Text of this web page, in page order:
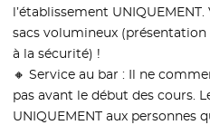
l’établissement
sacs volumineux
à la sécurité) !
🔸 Service au bar : Il ne
pas avant le début des cours.
UNIQUEMENT aux personnes